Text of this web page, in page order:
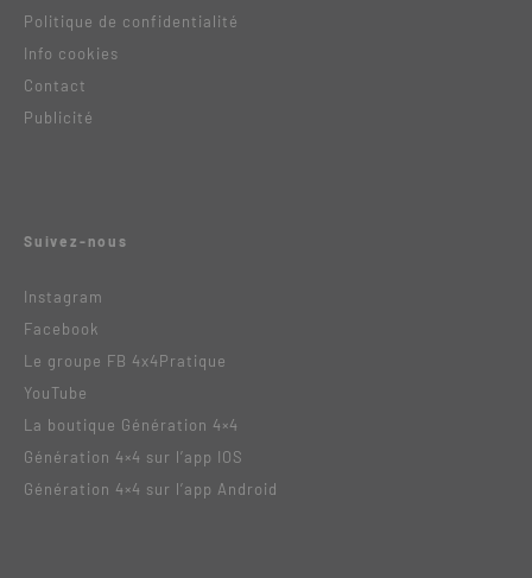
Politique de confidentialité
Info cookies
Contact
Publicité
Suivez-nous
Instagram
Facebook
Le groupe FB 4x4Pratique
YouTube
La boutique Génération 4×4
Génération 4×4 sur l’app IOS
Génération 4×4 sur l’app Android